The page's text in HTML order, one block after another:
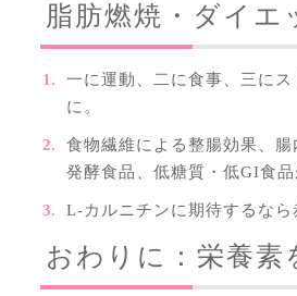
脂肪燃焼・ダイエ
一に運動、二に食事、三に
に。
食物繊維による整腸効果、
発酵食品、低糖質・低GI食品
L-カルニチンに期待するなら
おわりに：栄養素